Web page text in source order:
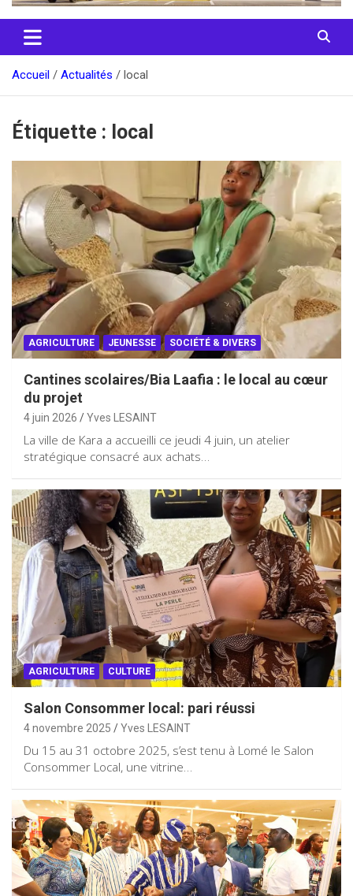
Accueil Actualités local
Étiquette : local
AGRICULTURE JEUNESSE SOCIÉTÉ & DIVERS
Cantines scolaires/Bia Laafia : le local au cœur
du projet
4 juin 2026 Yves LESAINT
La ville de Kara a accueilli ce jeudi 4 juin, un atelier
stratégique consacré aux achats…
AGRICULTURE CULTURE
Salon Consommer local: pari réussi
4 novembre 2025 Yves LESAINT
Du 15 au 31 octobre 2025, s’est tenu à Lomé le Salon
Consommer Local, une vitrine…